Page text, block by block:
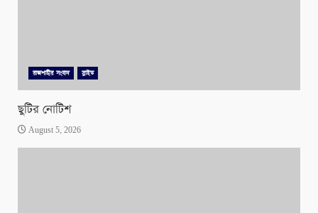
রাজশাহীর সংবাদ স্লাইড
ছুটির নোটিশ
August 5, 2026